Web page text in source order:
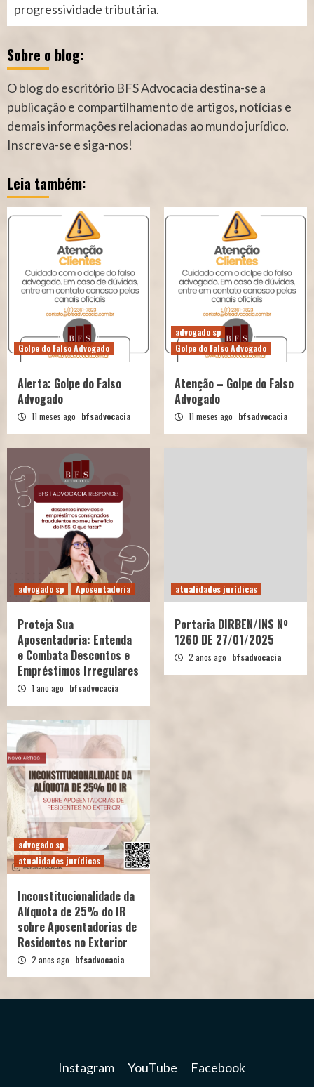
progressividade tributária.
Sobre o blog:
O blog do escritório BFS Advocacia destina-se a
publicação e compartilhamento de artigos, notícias e
demais informações relacionadas ao mundo jurídico.
Inscreva-se e siga-nos!
Leia também:
Golpe do Falso Advogado
Alerta: Golpe do Falso
Advogado
11 meses ago bfsadvocacia
advogado sp
Golpe do Falso Advogado
Atenção – Golpe do Falso
Advogado
11 meses ago bfsadvocacia
advogado sp Aposentadoria
Proteja Sua
Aposentadoria: Entenda
e Combata Descontos e
Empréstimos Irregulares
1 ano ago bfsadvocacia
atualidades jurídicas
Portaria DIRBEN/INS Nº
1260 DE 27/01/2025
2 anos ago bfsadvocacia
advogado sp
atualidades jurídicas
Inconstitucionalidade da
Alíquota de 25% do IR
sobre Aposentadorias de
Residentes no Exterior
2 anos ago bfsadvocacia
Instagram YouTube Facebook